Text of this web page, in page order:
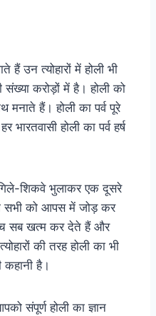
हैं उन त्योहारों में होली भी
संख्या करोड़ों में है। होली को
मनाते हैं। होली का पर्व पूरे
होली का पर्व हर्ष
शिकवे भुलाकर एक दूसरे
सभी को आपस में जोड़ कर
सब खत्म कर देते हैं और
की तरह होली का भी
है।
संपूर्ण होली का ज्ञान